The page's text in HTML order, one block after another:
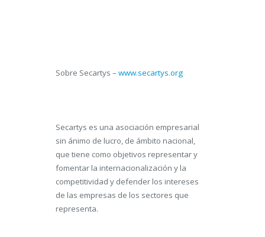
Sobre Secartys – www.secartys.org
Secartys es una asociación empresarial
sin ánimo de lucro, de ámbito nacional,
que tiene como objetivos representar y
fomentar la internacionalización y la
competitividad y defender los intereses
de las empresas de los sectores que
representa.